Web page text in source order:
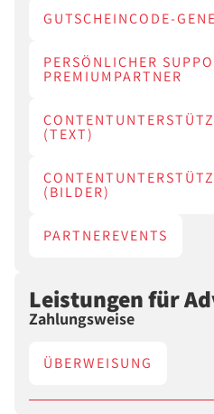
GUTSCHEINCODE-
PERSÖNLICHER
PREMIUMPARTNER
(TEXT)
(BILDER)
PARTNEREVENTS
Leistungen für
Zahlungsweise
ÜBERWEISUNG